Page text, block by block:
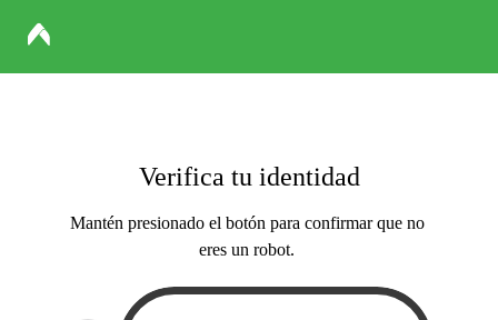
Verifica tu identidad
Mantén presionado el botón para confirmar que no
eres un robot.